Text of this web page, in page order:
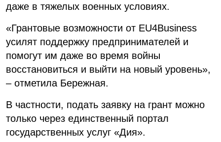
даже в тяжелых военных условиях.
«Грантовые возможности от EU4Business
усилят поддержку предпринимателей и
помогут им даже во время войны
восстановиться и выйти на новый уровень»,
– отметила Бережная.
В частности, подать заявку на грант можно
только через единственный портал
государственных услуг «Дия».